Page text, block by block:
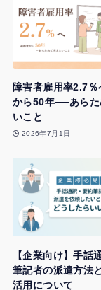
障害者雇用率2.7
から50年──あらた
いこと
2026年7月1日
【企業向け】手話
筆記者の派遣方法
活用について